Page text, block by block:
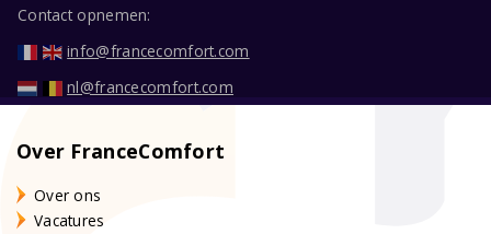
Contact opnemen:
info@francecomfort.com
nl@francecomfort.com
Over FranceComfort
Over ons
Vacatures